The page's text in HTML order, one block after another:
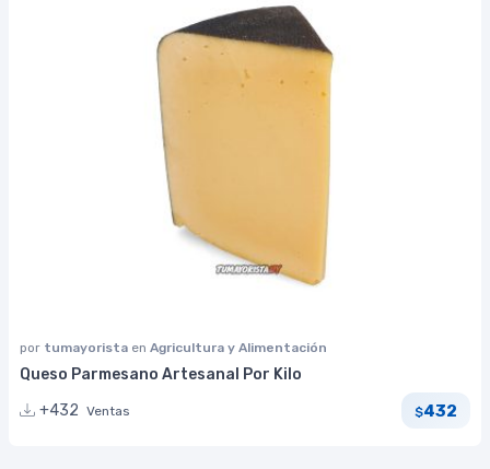
por tumayorista en Agricultura y Alimentación
Queso Parmesano Artesanal Por Kilo
+432 Ventas $432